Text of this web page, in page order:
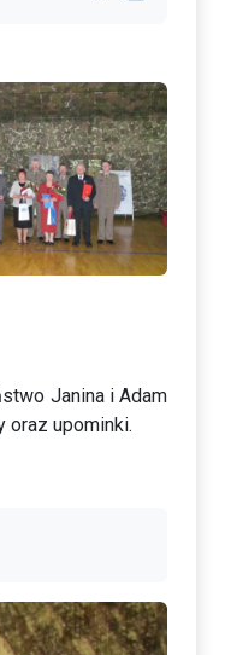
Janina i Adam
oraz upominki.